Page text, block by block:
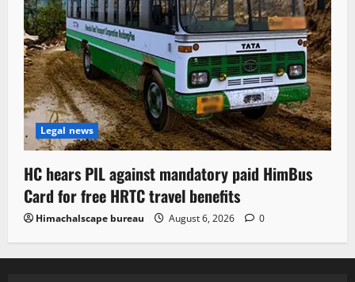
Legal news
HC hears PIL against mandatory paid HimBus
Card for free HRTC travel benefits
Himachalscape bureau August 6, 2026 0